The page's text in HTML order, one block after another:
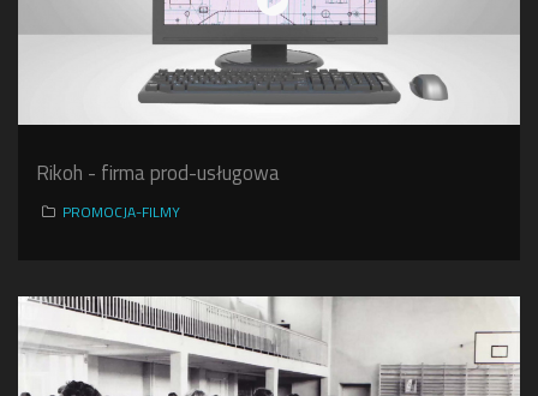
Rikoh - firma prod-usługowa
PROMOCJA-FILMY